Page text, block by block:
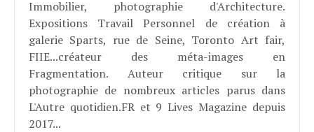
Immobilier, photographie d'Architecture.
Expositions Travail Personnel de création à
galerie Sparts, rue de Seine, Toronto Art fair,
FIIE...créateur des méta-images en
Fragmentation. Auteur critique sur la
photographie de nombreux articles parus dans
L'Autre quotidien.FR et 9 Lives Magazine depuis
2017...